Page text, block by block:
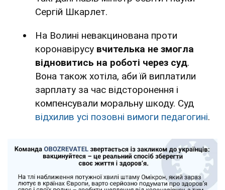
Сергій Шкарлет.
На Волині невакцинована проти
коронавірусу вчителька не змогла
відновитись на роботі через суд.
Вона також хотіла, аби їй виплатили
зарплату за час відсторонення і
компенсували моральну шкоду. Суд
відхилив усі позовні вимоги педагогині.